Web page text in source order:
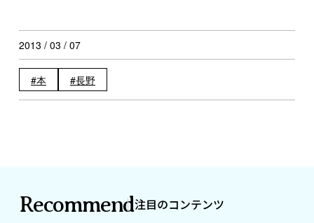
2013 / 03 / 07
本 長野
Recommend注目のコンテンツ